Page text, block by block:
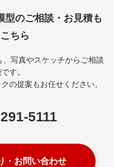
型のご相談・お見積も
ちら
写真やスケッチからご相談
す。
の提案もお任せください。
5111
・お問い合わせ